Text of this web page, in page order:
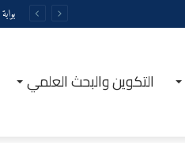
التكوين والبحث العلمي